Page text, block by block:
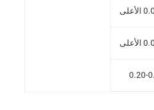
0.20-